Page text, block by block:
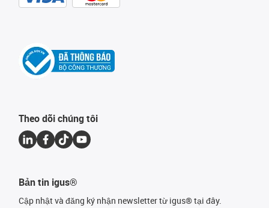
Theo dõi chúng tôi
Bản tin igus®
Cập nhật và đăng ký nhận newsletter từ igus® tại đây.